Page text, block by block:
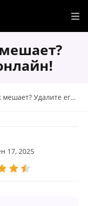
Удалите его онлайн!
17, 2025